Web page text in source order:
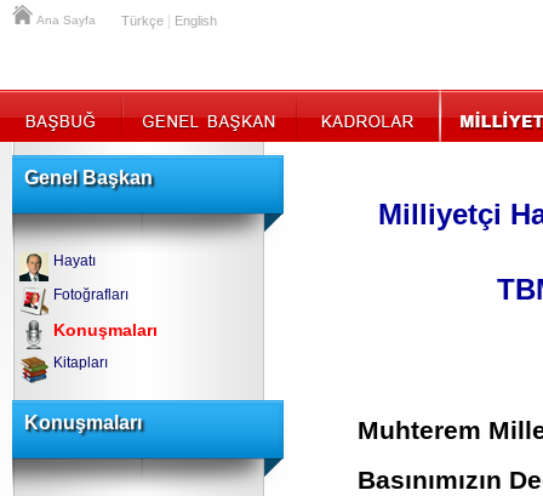
Ana Sayfa Türkçe English
Genel Başkan
Hayatı
Fotoğrafları
Konuşmaları
Kitapları
Konuşmaları
Milliyetçi
Muhterem
Basınımızın